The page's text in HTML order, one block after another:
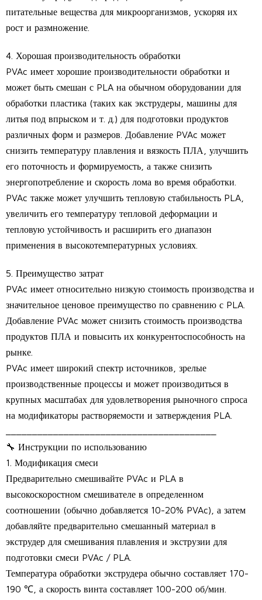
питательные вещества для микроорганизмов, ускоряя их
рост и размножение.
4. Хорошая производительность обработки
PVAc имеет хорошие производительности обработки и
может быть смешан с PLA на обычном оборудовании для
обработки пластика (таких как экструдеры, машины для
литья под впрыском и т. д.) для подготовки продуктов
различных форм и размеров. Добавление PVAc может
снизить температуру плавления и вязкость ПЛА, улучшить
его поточность и формируемость, а также снизить
энергопотребление и скорость лома во время обработки.
PVAc также может улучшить тепловую стабильность PLA,
увеличить его температуру тепловой деформации и
тепловую устойчивость и расширить его диапазон
применения в высокотемпературных условиях.
5. Преимущество затрат
PVAc имеет относительно низкую стоимость производства и
значительное ценовое преимущество по сравнению с PLA.
Добавление PVAc может снизить стоимость производства
продуктов ПЛА и повысить их конкурентоспособность на
рынке.
PVAc имеет широкий спектр источников, зрелые
производственные процессы и может производиться в
крупных масштабах для удовлетворения рыночного спроса
на модификаторы растворяемости и затверждения PLA.
🔧 Инструкции по использованию
1. Модификация смеси
Предварительно смешивайте PVAc и PLA в
высокоскоростном смешивателе в определенном
соотношении (обычно добавляется 10-20% PVAc), а затем
добавляйте предварительно смешанный материал в
экструдер для смешивания плавления и экструзии для
подготовки смеси PVAc / PLA.
Температура обработки экструдера обычно составляет 170-
190 ℃, а скорость винта составляет 100-200 об/мин.